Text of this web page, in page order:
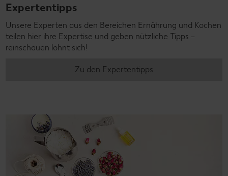
Expertentipps
Unsere Experten aus den Bereichen Ernährung und Kochen
teilen hier ihre Expertise und geben nützliche Tipps –
reinschauen lohnt sich!
Zu den Expertentipps